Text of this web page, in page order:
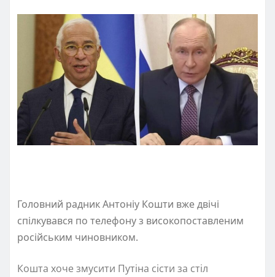
Головний радник Антоніу Кошти вже двічі
спілкувався по телефону з високопоставленим
російським чиновником.
Кошта хоче змусити Путіна сісти за стіл